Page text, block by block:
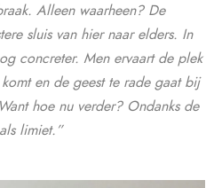
Alleen waarheen? De
sluis van hier naar elders. In
concreter. Men ervaart de plek
en de geest te rade gaat bij
hoe nu verder? Ondanks de
limiet.”